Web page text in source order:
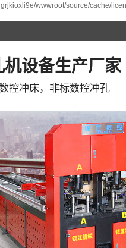
wwwroot/source/cache/
机设备生产厂家
控冲床，非标数控冲孔